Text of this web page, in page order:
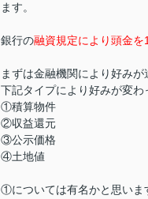
ます。
銀行の融資規定により頭金
まずは金融機関により好み
下記タイプにより好みが変わ
①積算物件
②収益還元
③公示価格
④土地値
①については有名かと思いま